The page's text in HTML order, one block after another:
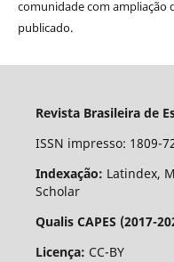
comunidade com ampliação
publicado.
Revista Brasileira de
ISSN impresso: 1809-
Indexação: Latindex,
Scholar
Qualis CAPES (2017-
Licença: CC-BY